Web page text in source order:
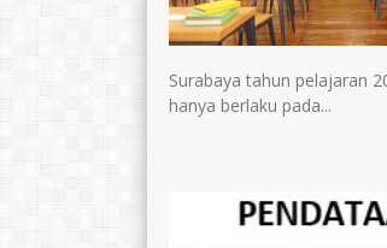
Surabaya tahun pelajaran
hanya berlaku pada...
197608092007012017